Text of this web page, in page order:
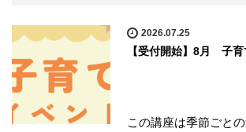
2026.07.25
【受付開始】8月 子育
この講座は季節ごと